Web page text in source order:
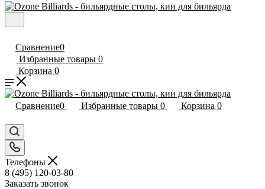
Сравнение0
Избранные товары 0
Корзина 0
Сравнение0 Избранные товары 0 Корзина 0
Телефоны
8 (495) 120-03-80
Заказать звонок